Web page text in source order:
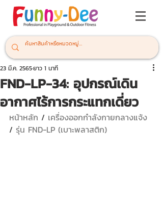
FND-LP-34: อุปกรณ์เดิน
อากาศไร้การกระแทกเดี่ยว
23 มี.ค. 2565ยาว 1 นาที
หน้าหลัก / เครื่องออกกำลังกายกลางแจ้ง
/ รุ่น FND-LP (เบาะพลาสติก)